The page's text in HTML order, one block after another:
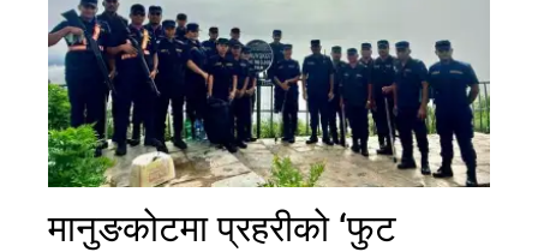
मानुङकोटमा प्रहरीको ‘फुट